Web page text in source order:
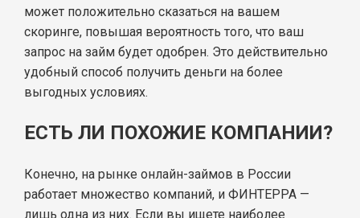
может положительно сказаться на вашем
скоринге, повышая вероятность того, что ваш
запрос на займ будет одобрен. Это действительно
удобный способ получить деньги на более
выгодных условиях.
ЕСТЬ ЛИ ПОХОЖИЕ КОМПАНИИ?
Конечно, на рынке онлайн-займов в России
работает множество компаний, и ФИНТЕРРА —
лишь одна из них. Если вы ищете наиболее